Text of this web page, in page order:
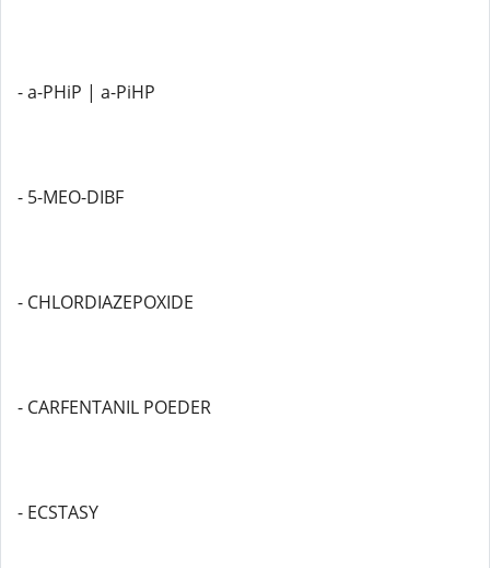
- a-PHiP | a-PiHP
- 5-MEO-DIBF
- CHLORDIAZEPOXIDE
- CARFENTANIL POEDER
- ECSTASY